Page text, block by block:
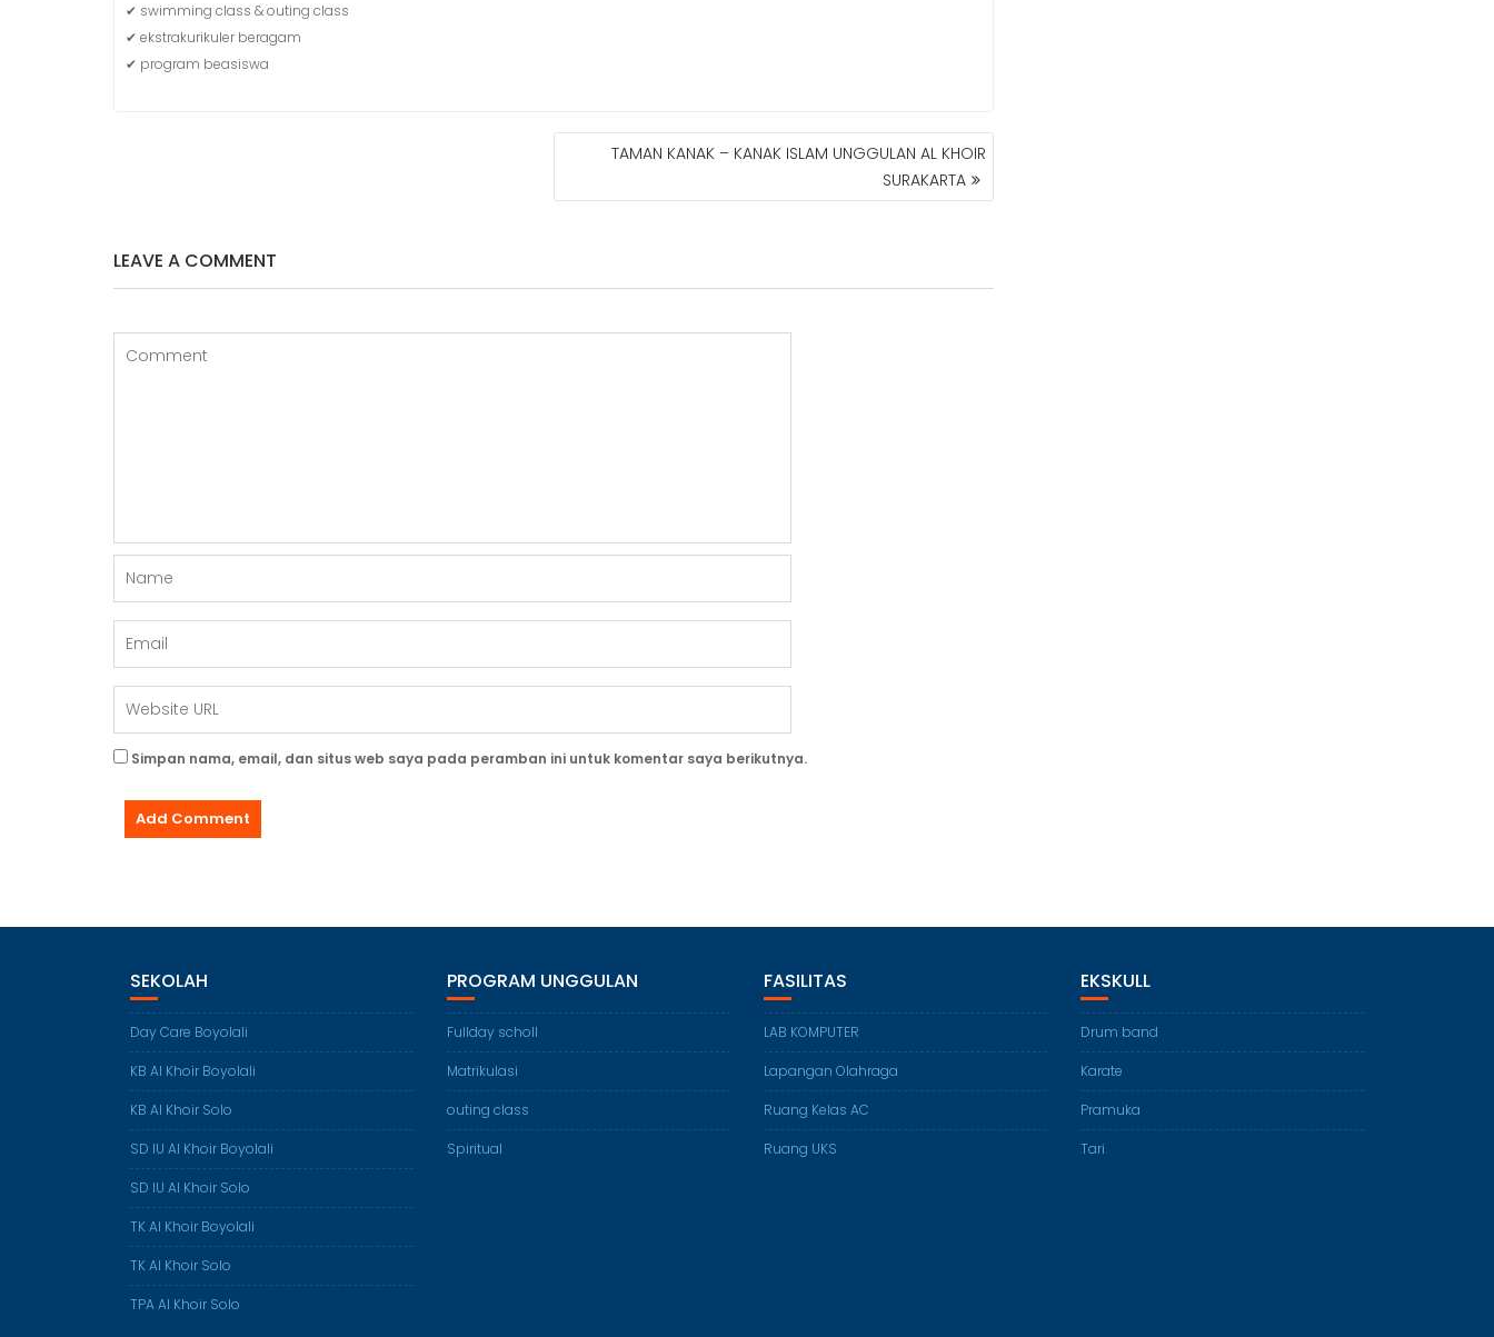
✔ swimming class & outing class
✔ ekstrakurikuler beragam
✔ program beasiswa
TAMAN KANAK – KANAK ISLAM UNGGULAN AL KHOIR
SURAKARTA
LEAVE A COMMENT
Simpan nama, email, dan situs web saya pada peramban ini untuk komentar saya berikutnya.
SEKOLAH
Day Care Boyolali
KB Al Khoir Boyolali
KB Al Khoir Solo
SD IU Al Khoir Boyolali
SD IU Al Khoir Solo
TK Al Khoir Boyolali
TK Al Khoir Solo
TPA Al Khoir Solo
PROGRAM UNGGULAN
Fullday scholl
Matrikulasi
outing class
Spiritual
FASILITAS
LAB KOMPUTER
Lapangan Olahraga
Ruang Kelas AC
Ruang UKS
EKSKULL
Drum band
Karate
Pramuka
Tari